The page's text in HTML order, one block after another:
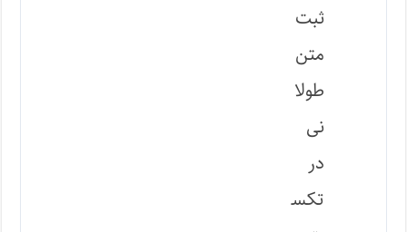
ثبت
متن
طولا
نی
در
تکس